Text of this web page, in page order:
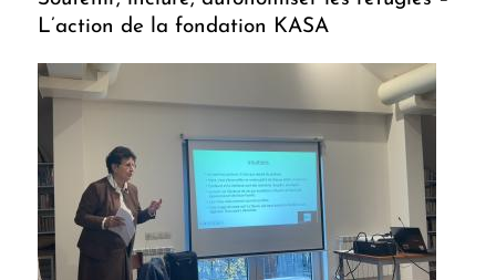
L’action de la fondation KASA